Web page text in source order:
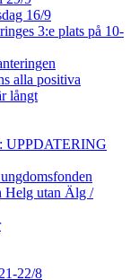
16/9
3:e plats på 10-
alla positiva
långt
UPPDATERING
Helg utan Älg /
22/8